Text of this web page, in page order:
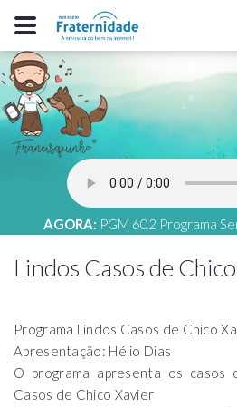
AGORA: PGM 602 Programa
Lindos Casos de
Programa Lindos Casos de Chico
Apresentação: Hélio Dias
O programa apresenta os casos
Casos de Chico Xavier